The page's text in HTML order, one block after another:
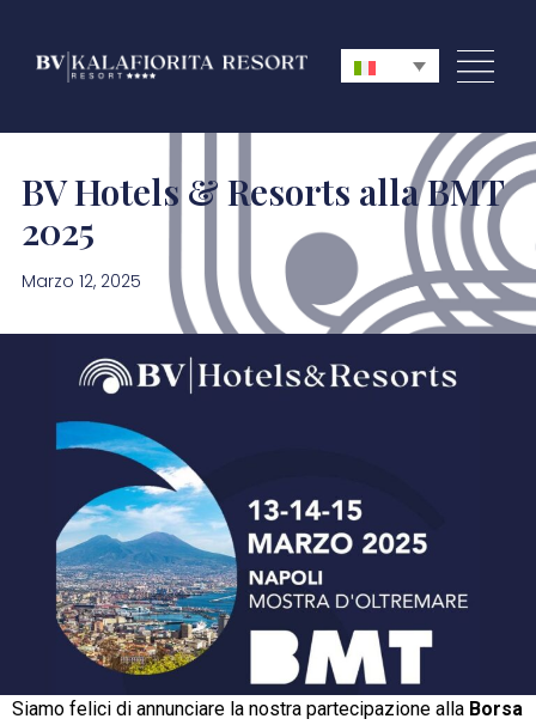
BV Hotels & Resorts alla BMT
2025
Marzo 12, 2025
Siamo felici di annunciare la nostra partecipazione alla Borsa